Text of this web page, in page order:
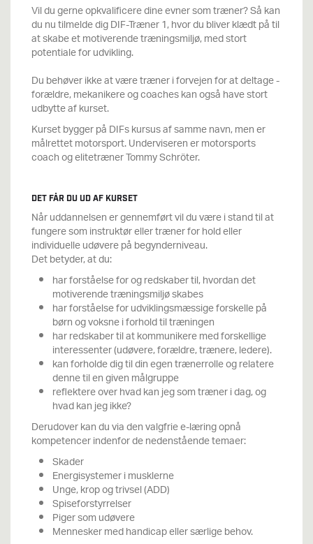
Vil du gerne opkvalificere dine evner som træner? Så kan
du nu tilmelde dig DIF-Træner 1, hvor du bliver klædt på til
at skabe et motiverende træningsmiljø, med stort
potentiale for udvikling.
Du behøver ikke at være træner i forvejen for at deltage -
forældre, mekanikere og coaches kan også have stort
udbytte af kurset.
Kurset bygger på DIFs kursus af samme navn, men er
målrettet motorsport. Underviseren er motorsports
coach og elitetræner Tommy Schröter.
DET FÅR DU UD AF KURSET
Når uddannelsen er gennemført vil du være i stand til at
fungere som instruktør eller træner for hold eller
individuelle udøvere på begynderniveau.
Det betyder, at du:
har forståelse for og redskaber til, hvordan det
motiverende træningsmiljø skabes
har forståelse for udviklingsmæssige forskelle på
børn og voksne i forhold til træningen
har redskaber til at kommunikere med forskellige
interessenter (udøvere, forældre, trænere, ledere).
kan forholde dig til din egen trænerrolle og relatere
denne til en given målgruppe
reflektere over hvad kan jeg som træner i dag, og
hvad kan jeg ikke?
Derudover kan du via den valgfrie e-læring opnå
kompetencer indenfor de nedenstående temaer:
Skader
Energisystemer i musklerne
Unge, krop og trivsel (ADD)
Spiseforstyrrelser
Piger som udøvere
Mennesker med handicap eller særlige behov.